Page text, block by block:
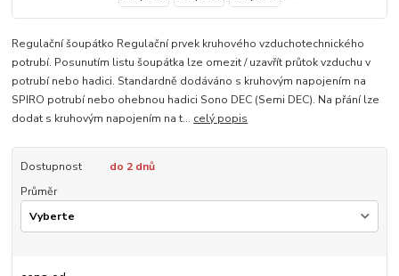
Regulační šoupátko Regulační prvek kruhového vzduchotechnického
potrubí. Posunutím listu šoupátka lze omezit / uzavřít průtok vzduchu v
potrubí nebo hadici. Standardně dodáváno s kruhovým napojením na
SPIRO potrubí nebo ohebnou hadici Sono DEC (Semi DEC). Na přání lze
dodat s kruhovým napojením na t... celý popis
Dostupnost
do 2 dnů
Průměr